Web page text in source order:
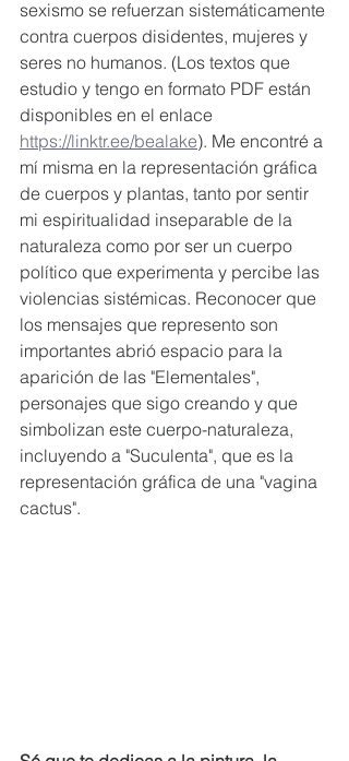
sexismo se refuerzan sistemáticamente
contra cuerpos disidentes, mujeres y
seres no humanos. (Los textos que
estudio y tengo en formato PDF están
disponibles en el enlace
https://linktr.ee/bealake). Me encontré a
mí misma en la representación gráfica
de cuerpos y plantas, tanto por sentir
mi espiritualidad inseparable de la
naturaleza como por ser un cuerpo
político que experimenta y percibe las
violencias sistémicas. Reconocer que
los mensajes que represento son
importantes abrió espacio para la
aparición de las "Elementales",
personajes que sigo creando y que
simbolizan este cuerpo-naturaleza,
incluyendo a "Suculenta", que es la
representación gráfica de una "vagina
cactus".